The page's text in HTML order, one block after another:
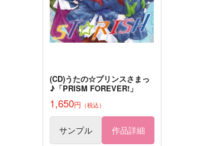
ロンド ~withネコのハンコさ
ん~
はるのうた
1,980 円
ドラゴンクエスト
カミュ×主人公
(CD)うたの☆プリンスさまっ
♪「PRISM FOREVER!」
1,650円 （税込）
サンプル 作品詳細